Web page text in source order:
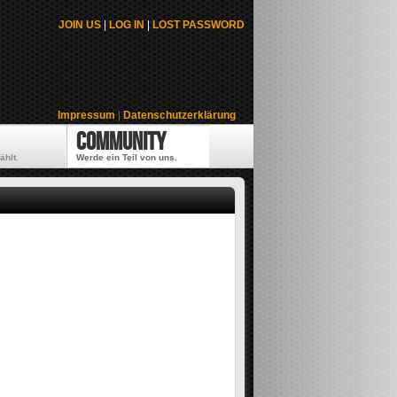
JOIN US LOG IN LOST PASSWORD
Impressum Datenschutzerklärung
Community
Werde ein Teil von uns.